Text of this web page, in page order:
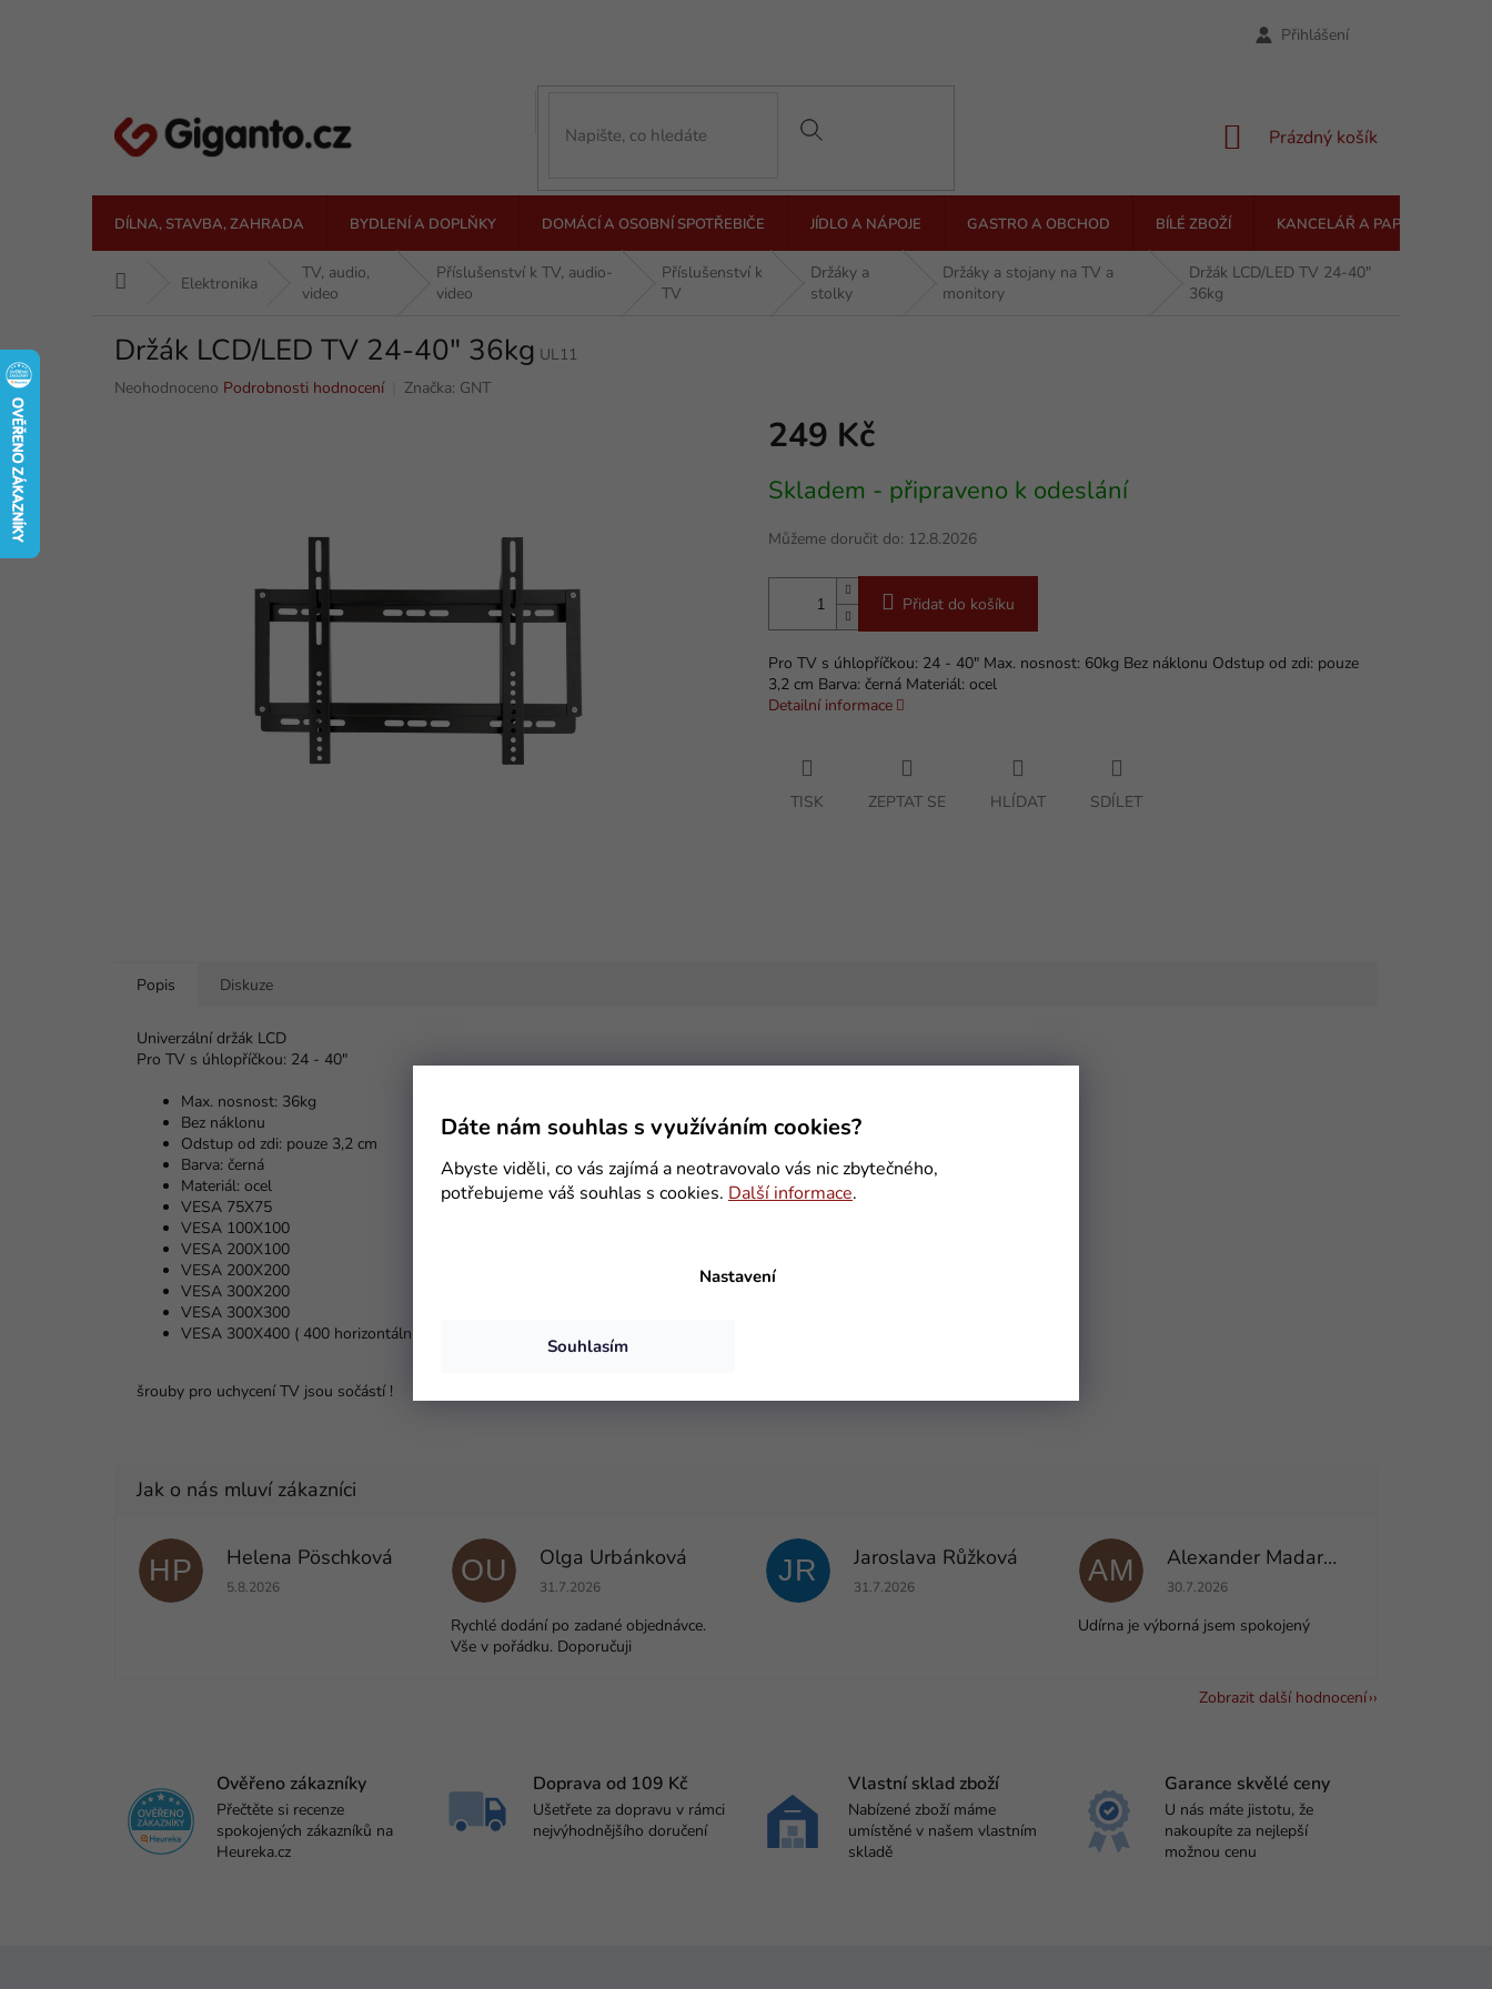
Dáte nám souhlas s využíváním cookies?
Abyste viděli, co vás zajímá a neotravovalo vás nic zbytečného,
potřebujeme váš souhlas s cookies. Další informace.
Nastavení
Souhlasím
Přihlášení
NÁKUPNÍ
Prázdný košík
DÍLNA, STAVBA, ZAHRADA BYDLENÍ A DOPLŇKY DOMÁCÍ A OSOBNÍ SPOTŘEBIČE JÍDLO A NÁPOJE GASTRO A OBCHOD BÍLÉ ZBOŽÍ KANCELÁŘ A PAPÍRNICTVÍ
Elektronika
TV, audio,
video
Příslušenství k TV, audio-
video
Příslušenství k
TV
Držáky a
stolky
Držáky a stojany na TV a
monitory
Držák LCD/LED TV 24-40"
36kg
Držák LCD/LED TV 24-40" 36kg UL11
Průměrné
Neohodnoceno Podrobnosti hodnocení Značka: GNT
249 Kč
cena:
Skladem - připraveno k odeslání
Můžeme doručit do: 12.8.2026
Přidat do košíku
Pro TV s úhlopříčkou: 24 - 40" Max. nosnost: 60kg Bez náklonu Odstup od zdi: pouze
3,2 cm Barva: černá Materiál: ocel
Detailní informace
TISK ZEPTAT SE HLÍDAT SDÍLET
Popis Diskuze
Univerzální držák LCD
Pro TV s úhlopříčkou: 24 - 40"
Max. nosnost: 36kg
Bez náklonu
Odstup od zdi: pouze 3,2 cm
Barva: černá
Materiál: ocel
VESA 75X75
VESA 100X100
VESA 200X100
VESA 200X200
VESA 300X200
VESA 300X300
VESA 300X400 ( 400 horizontální )
šrouby pro uchycení TV jsou sočástí !
HP Helena Pöschková
Hodnocení obchodu je 5 z 5 hvězdiček.
5.8.2026 OU Olga Urbánková
Hodnocení obchodu je 5 z 5 hvězdiček.
31.7.2026
Rychlé dodání po zadané objednávce.
Vše v pořádku. Doporučuji
JR Jaroslava Růžková
Hodnocení obchodu je 5 z 5 hvězdiček.
31.7.2026 AM Alexander Madarás
Hodnocení obchodu je 5 z 5 hvězdiček.
30.7.2026
Udírna je výborná jsem spokojený
Zobrazit další hodnocení
Ověřeno zákazníky
Přečtěte si recenze
spokojených zákazníků na
Heureka.cz
Doprava od 109 Kč
Ušetřete za dopravu v rámci
nejvýhodnějšího doručení
Vlastní sklad zboží
Nabízené zboží máme
umístěné v našem vlastním
skladě
Garance skvělé ceny
U nás máte jistotu, že
nakoupíte za nejlepší
možnou cenu